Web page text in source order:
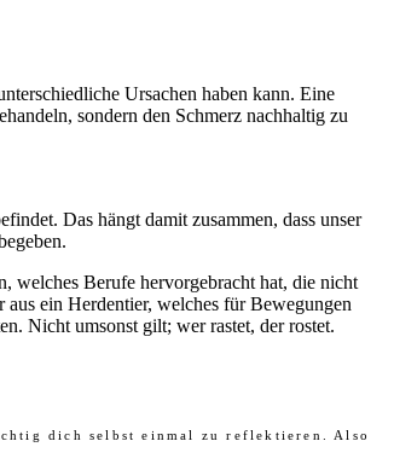
Ursachen haben kann. Eine
sondern den Schmerz nachhaltig zu
Das hängt damit zusammen, dass unser
welches Berufe hervorgebracht hat, die nicht
ein Herdentier, welches für Bewegungen
Nicht umsonst gilt; wer rastet, der rostet.
dich selbst einmal zu reflektieren. Also